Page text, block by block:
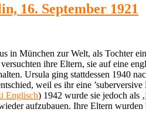
16. September 1921
in München zur Welt, als Tochter
versuchten ihre Eltern, sie auf eine
Ursula ging stattdessen 1940
weil es ihr eine
Englisch) 1942 wurde sie jedoch als ‚
aufzubauen. Ihre Eltern wurden